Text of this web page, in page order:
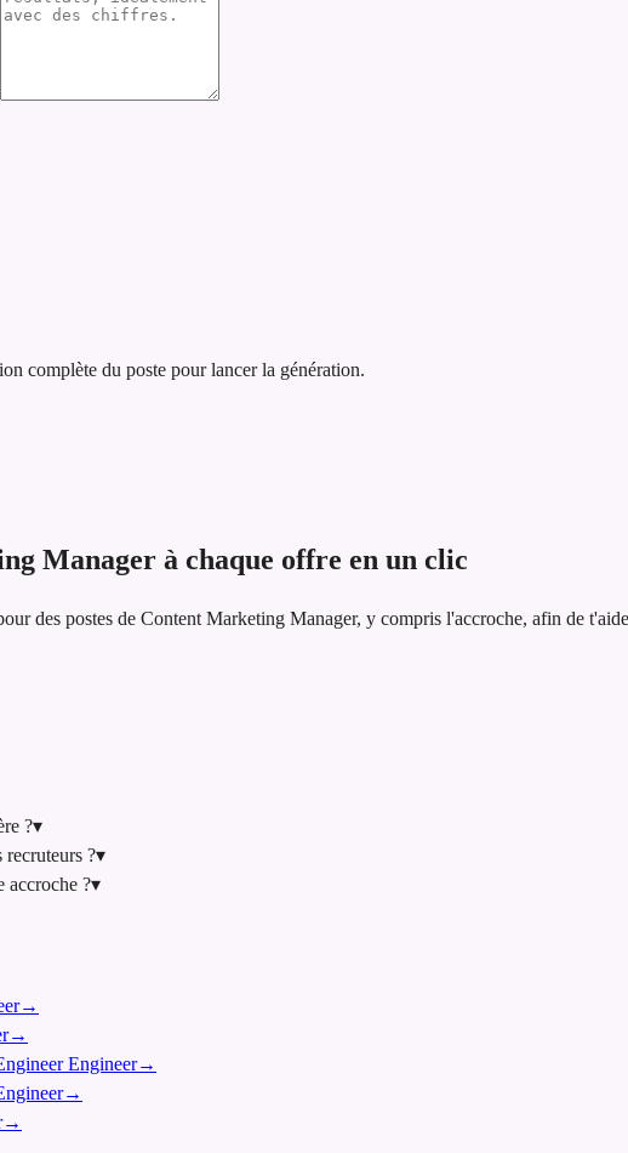
complète du poste pour lancer la génération.
Manager à chaque offre en un clic
des postes de Content Marketing Manager, y compris l'accroche, afin de
?▾
?▾
accroche ?▾
→
→
Engineer→
→
→